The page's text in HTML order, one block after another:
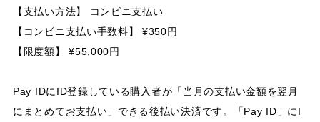
【支払い方法】 コンビニ支払い
【コンビニ支払い手数料】 ¥350円
【限度額】 ¥55,000円
Pay IDにID登録している購入者が「当月の支払い金額を翌月
にまとめてお支払い」できる後払い決済です。「Pay ID」にI